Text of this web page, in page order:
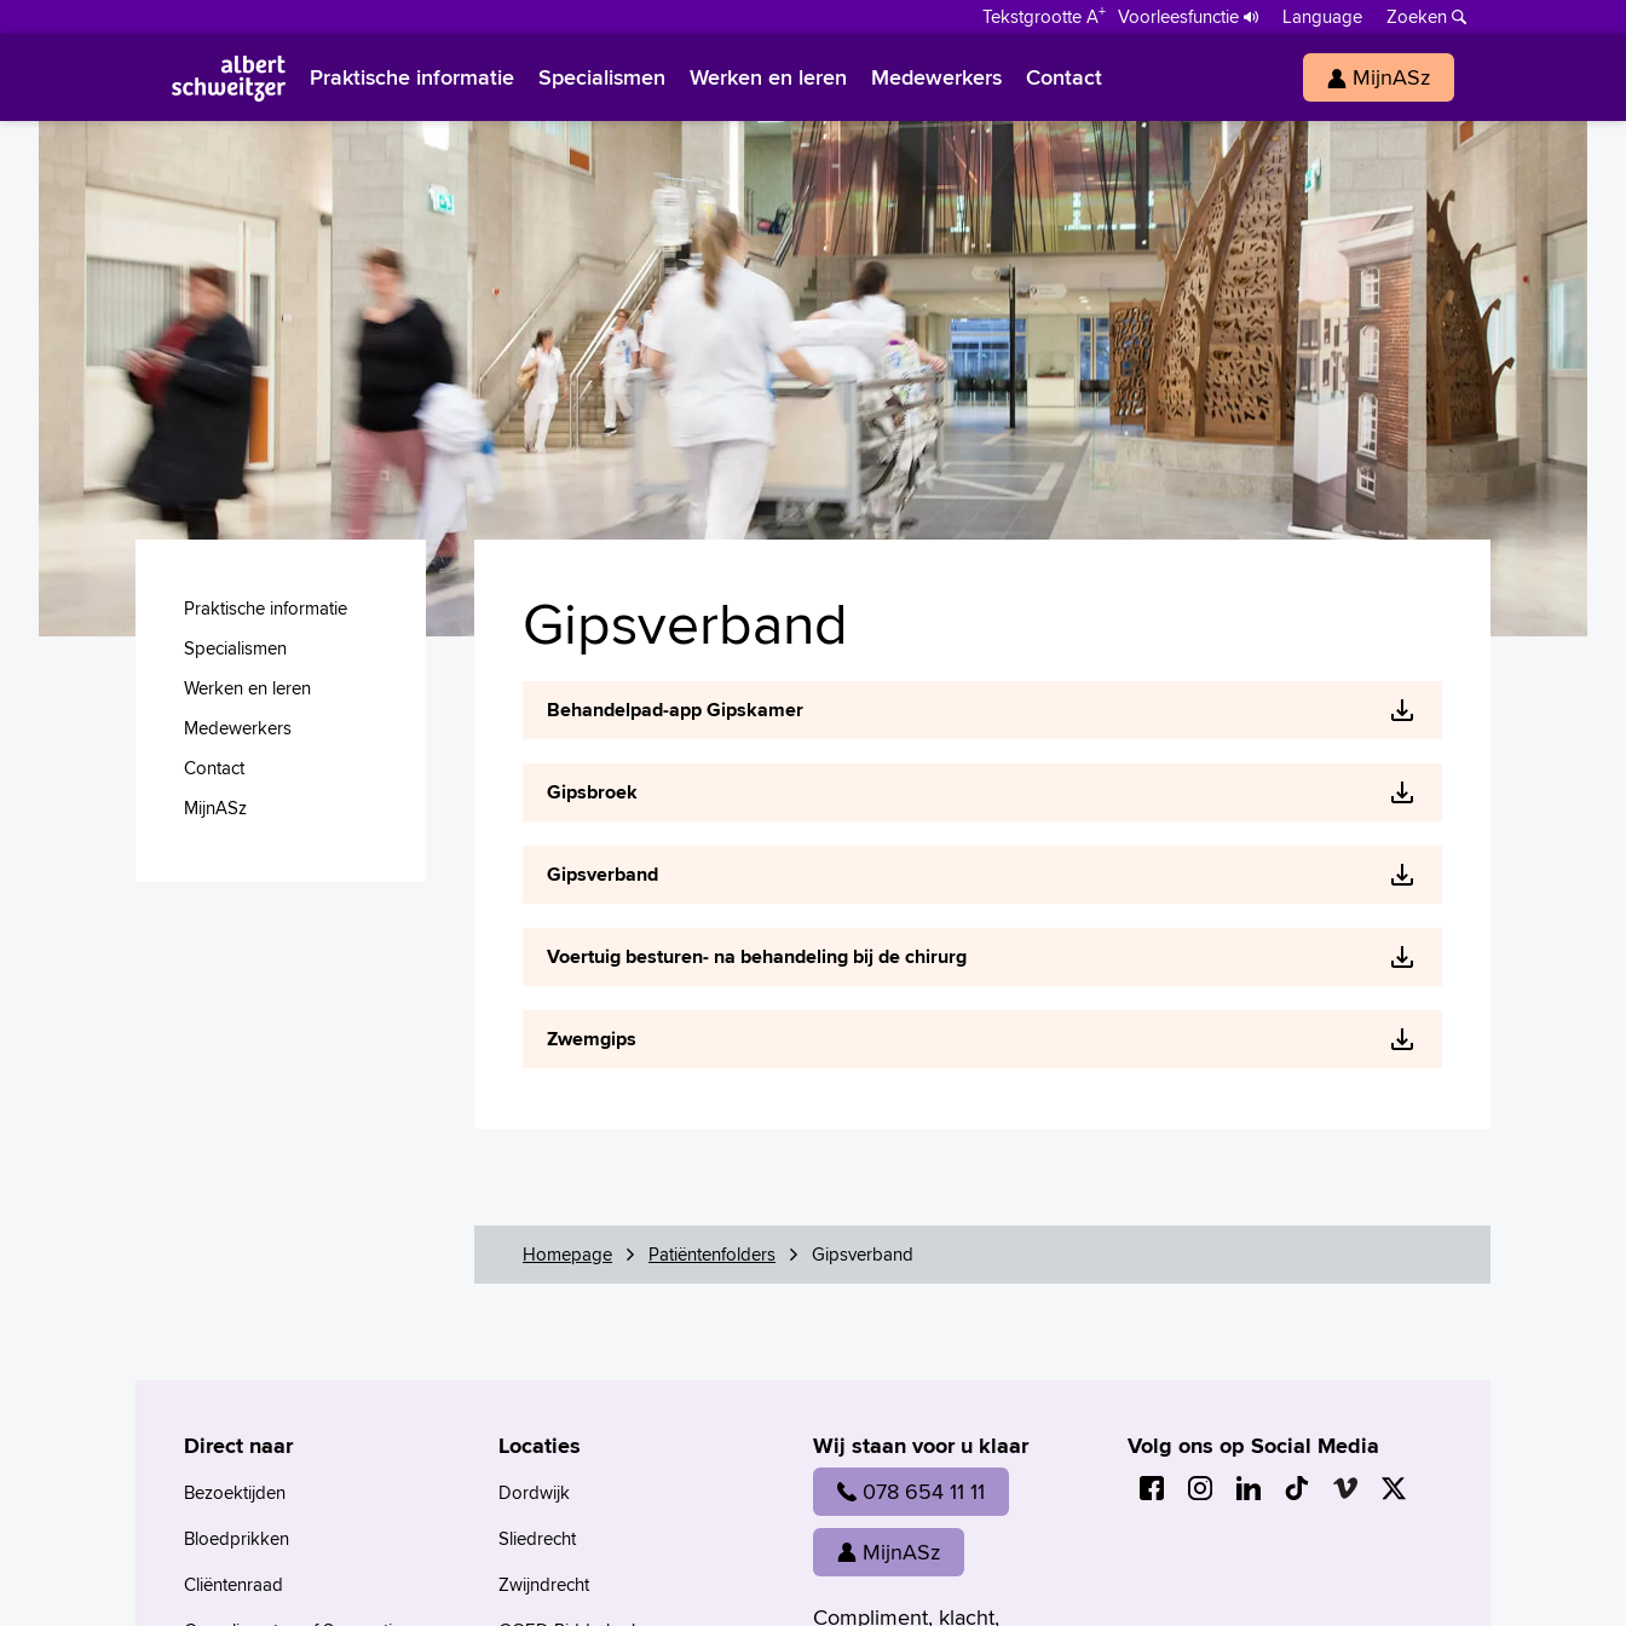
Tekstgrootte A+ Voorleesfunctie Language
Zoeken
Polski
Türkçe
Arabisch
Praktische informatie Specialismen Werken en leren Medewerkers Contact MijnASz
Praktische informatie
Specialismen
Werken en leren
Medewerkers
Contact
MijnASz
Gipsverband
Behandelpad-app Gipskamer
Gipsbroek
Gipsverband
Voertuig besturen- na behandeling bij de chirurg
Zwemgips
Homepage Patiëntenfolders Gipsverband
Wij staan voor u klaar
078 654 11 11
MijnASz
Compliment, klacht,
Volg ons op Social Media
Direct naar
Bezoektijden
Bloedprikken
Cliëntenraad
Locaties
Dordwijk
Sliedrecht
Zwijndrecht